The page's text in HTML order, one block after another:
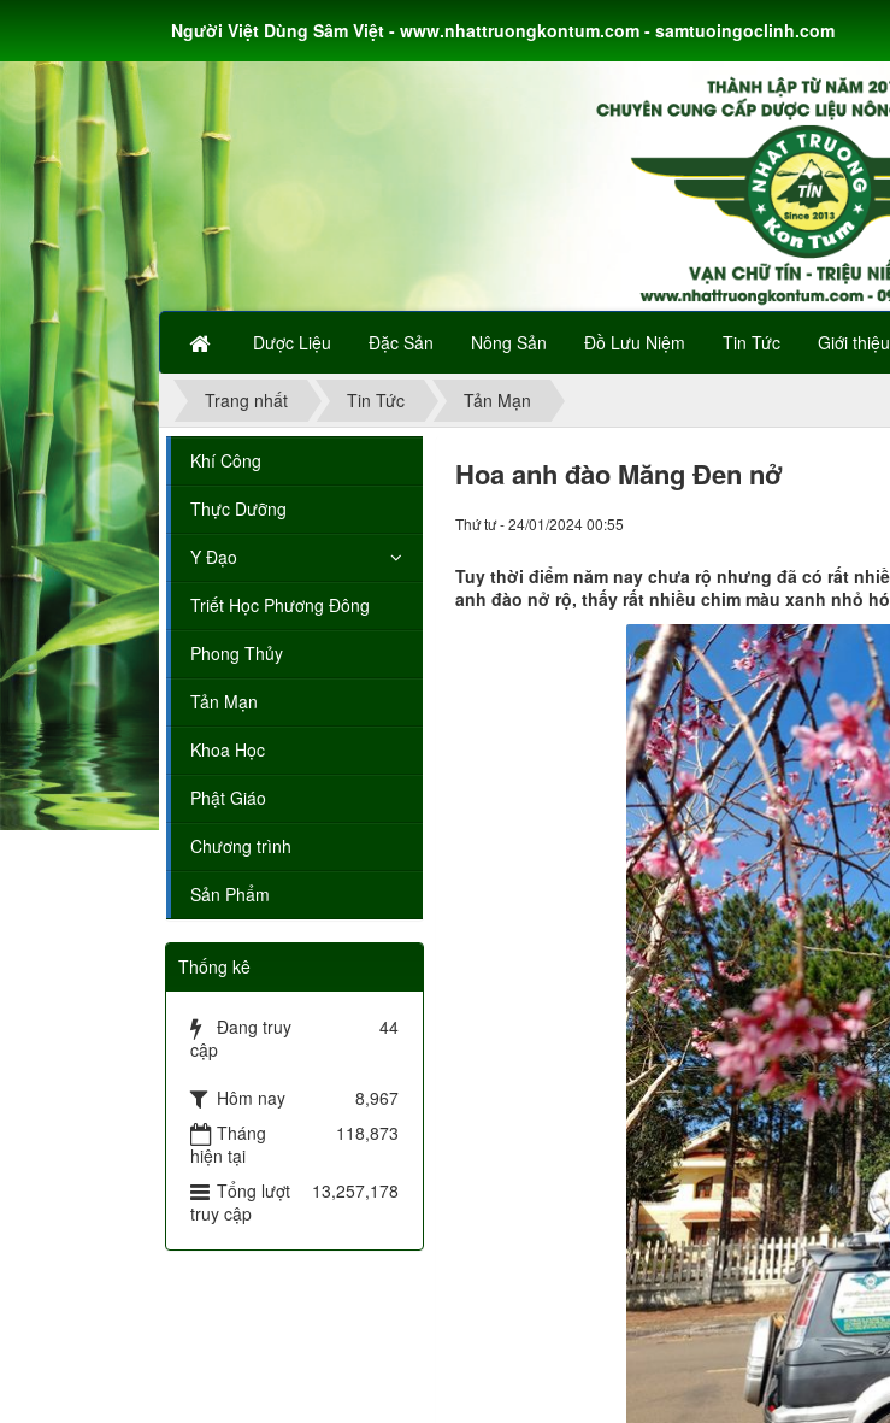
Dược Liệu Đặc Sản Nông Sản Đồ Lưu Niệm Tin Tức Giới thiệu
Người Việt Dùng Sâm Việt - www.nhattruongkontum.com - samtuoingoclinh.com
Trang nhất Tin Tức Tản Mạn
Hoa anh đào Măng Đen nở
Thứ tư - 24/01/2024 00:55
Tuy thời điểm năm nay chưa rộ nhưng đã có rất
anh đào nở rộ, thấy rất nhiều chim màu xanh nhỏ
Khí Công
Thực Dưỡng
Y Đạo
Triết Học Phương Đông
Phong Thủy
Tản Mạn
Khoa Học
Phật Giáo
Chương trình
Sản Phẩm
Thống kê
Đang truy
cập
44
Hôm nay
8,967
Tháng
hiện tại
118,873
Tổng lượt
truy cập
13,257,178